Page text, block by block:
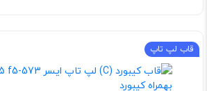
قاب لپ تاپ